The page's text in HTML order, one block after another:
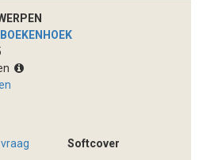
Softcover